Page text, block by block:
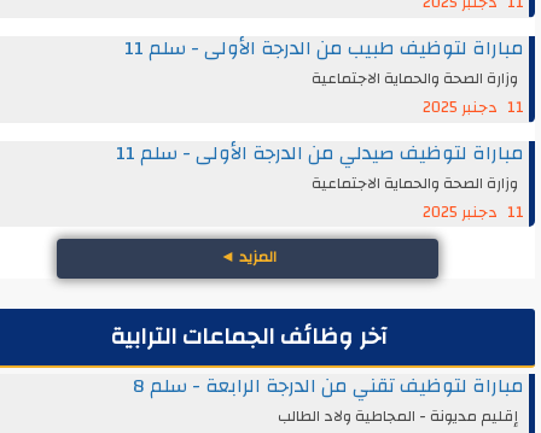
لتوظيف طبيب من الدرجة الأولى - سلم 11
الصحة والحماية الاجتماعية
لتوظيف صيدلي من الدرجة الأولى - سلم 11
الصحة والحماية الاجتماعية
◄
آخر وظائف الجماعات الترابية
لتوظيف تقني من الدرجة الرابعة - سلم 8
مديونة - المجاطية ولاد الطالب